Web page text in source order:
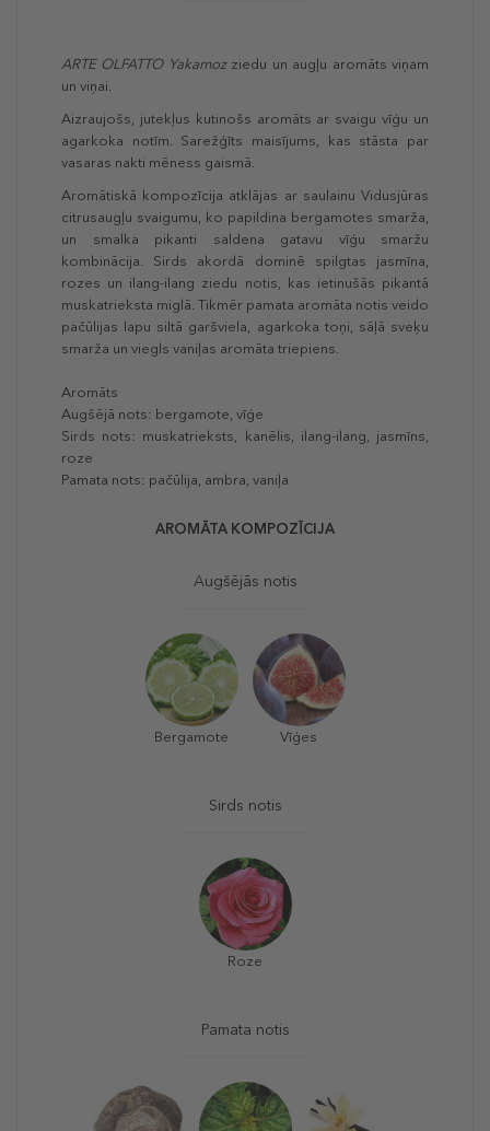
ARTE OLFATTO Yakamoz ziedu un augļu aromāts viņam
un viņai.
Aizraujošs, jutekļus kutinošs aromāts ar svaigu vīģu un
agarkoka notīm. Sarežģīts maisījums, kas stāsta par
vasaras nakti mēness gaismā.
Aromātiskā kompozīcija atklājas ar saulainu Vidusjūras
citrusaugļu svaigumu, ko papildina bergamotes smarža,
un smalka pikanti saldena gatavu vīģu smaržu
kombinācija. Sirds akordā dominē spilgtas jasmīna,
rozes un ilang-ilang ziedu notis, kas ietinušās pikantā
muskatrieksta miglā. Tikmēr pamata aromāta notis veido
pačūlijas lapu siltā garšviela, agarkoka toņi, sāļā sveķu
smarža un viegls vaniļas aromāta triepiens.
Aromāts
Augšējā nots: bergamote, vīģe
Sirds nots: muskatrieksts, kanēlis, ilang-ilang, jasmīns,
roze
Pamata nots: pačūlija, ambra, vaniļa
AROMĀTA KOMPOZĪCIJA
Augšējās notis
Bergamote Vīģes
Sirds notis
Roze
Pamata notis